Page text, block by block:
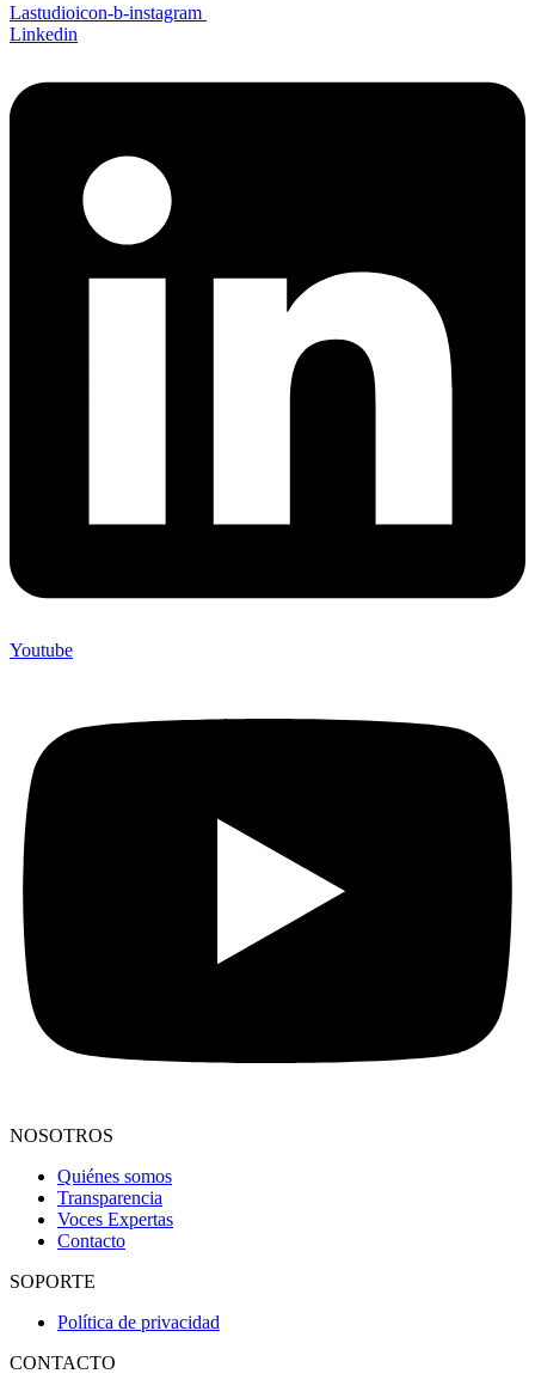
Lastudioicon-b-instagram
Linkedin
Youtube
NOSOTROS
Quiénes somos
Transparencia
Voces Expertas
Contacto
SOPORTE
Política de privacidad
CONTACTO